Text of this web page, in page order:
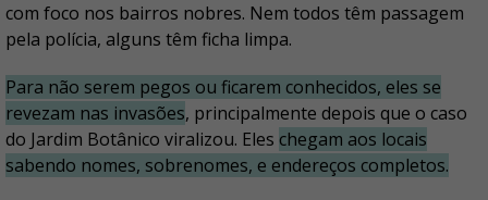
com foco nos bairros nobres. Nem todos têm passagem
pela polícia, alguns têm ficha limpa.
Para não serem pegos ou ficarem conhecidos, eles se
revezam nas invasões, principalmente depois que o caso
do Jardim Botânico viralizou. Eles chegam aos locais
sabendo nomes, sobrenomes, e endereços completos.